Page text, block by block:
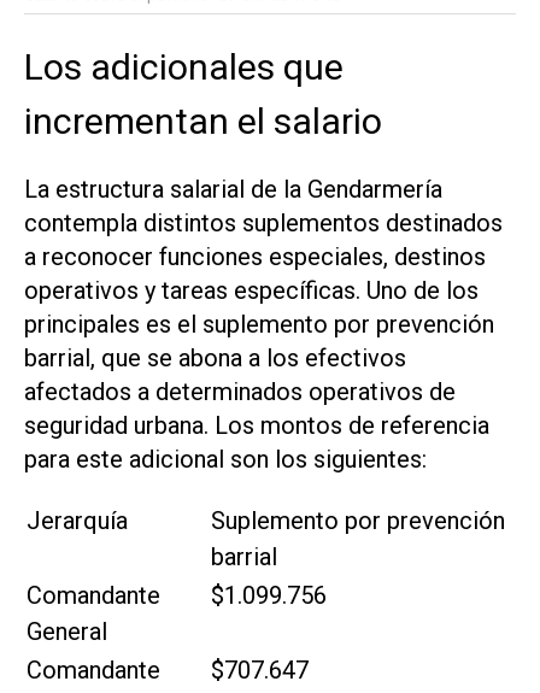
Los adicionales que
incrementan el salario
La estructura salarial de la Gendarmería
contempla distintos suplementos destinados
a reconocer funciones especiales, destinos
operativos y tareas específicas. Uno de los
principales es el suplemento por prevención
barrial, que se abona a los efectivos
afectados a determinados operativos de
seguridad urbana. Los montos de referencia
para este adicional son los siguientes:
Jerarquía
Suplemento por prevención
barrial
Comandante
General
$1.099.756
Comandante
$707.647